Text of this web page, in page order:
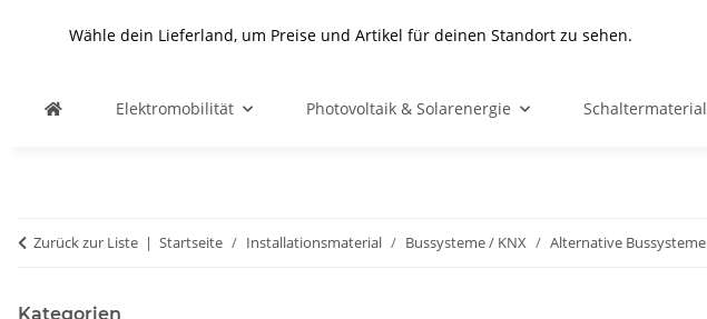
Wähle dein Lieferland, um Preise und Artikel für deinen Standort zu sehen.
Elektromobilität Photovoltaik & Solarenergie Schaltermaterial
Zurück zur Liste Startseite Installationsmaterial Bussysteme / KNX Alternative Bussysteme
Kategorien